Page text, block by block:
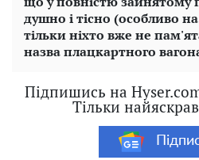
душно і тісно (особливо
тільки ніхто вже не
назва плацкартного
Підпишись на
Тільки